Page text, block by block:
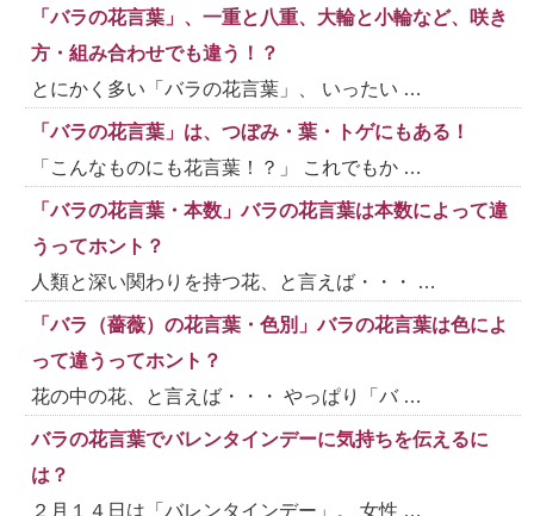
「バラの花言葉」、一重と八重、大輪と小輪など、咲き
方・組み合わせでも違う！？
とにかく多い「バラの花言葉」、 いったい …
「バラの花言葉」は、つぼみ・葉・トゲにもある！
「こんなものにも花言葉！？」 これでもか …
「バラの花言葉・本数」バラの花言葉は本数によって違
うってホント？
人類と深い関わりを持つ花、と言えば・・・ …
「バラ（薔薇）の花言葉・色別」バラの花言葉は色によ
って違うってホント？
花の中の花、と言えば・・・ やっぱり「バ …
バラの花言葉でバレンタインデーに気持ちを伝えるに
は？
２月１４日は「バレンタインデー」。 女性 …